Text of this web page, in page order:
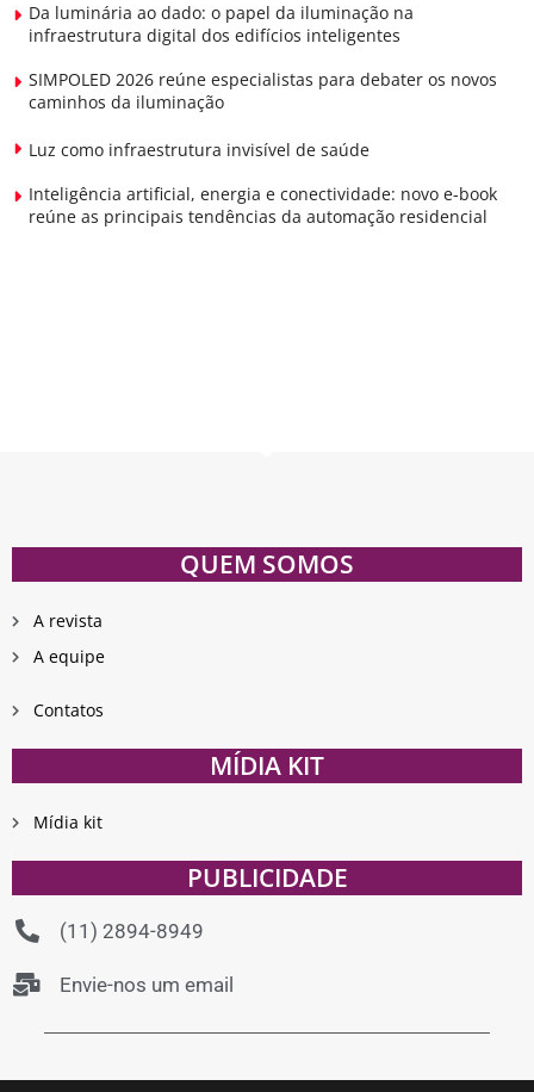
Da luminária ao dado: o papel da iluminação na
infraestrutura digital dos edifícios inteligentes
SIMPOLED 2026 reúne especialistas para debater os novos
caminhos da iluminação
Luz como infraestrutura invisível de saúde
Inteligência artificial, energia e conectividade: novo e-book
reúne as principais tendências da automação residencial
QUEM SOMOS
A revista
A equipe
Contatos
MÍDIA KIT
Mídia kit
PUBLICIDADE
(11) 2894-8949
Envie-nos um email